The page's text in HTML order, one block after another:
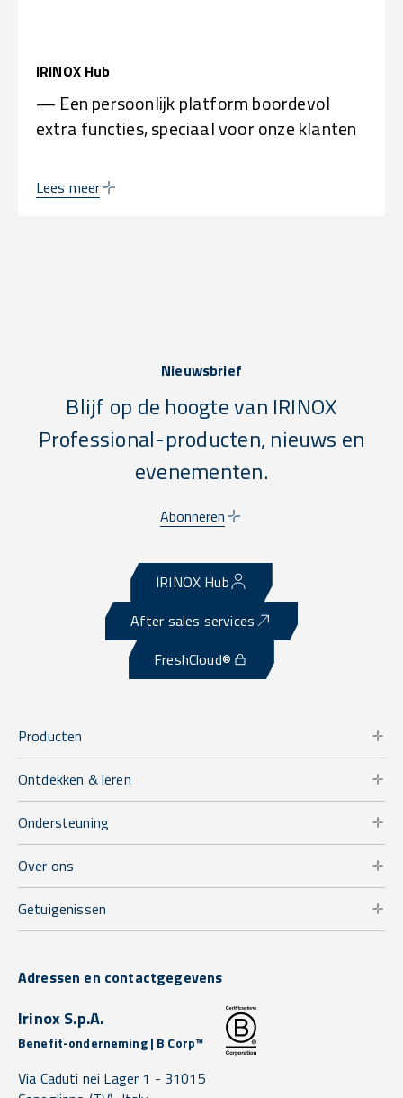
IRINOX Hub
— Een persoonlijk platform boordevol
extra functies, speciaal voor onze klanten
Lees meer
Nieuwsbrief
Blijf op de hoogte van IRINOX
Professional-producten, nieuws en
evenementen.
Abonneren
IRINOX Hub
After sales services
FreshCloud®
Producten
Ontdekken & leren
Ondersteuning
Over ons
Getuigenissen
Adressen en contactgegevens
Irinox S.p.A.
Benefit-onderneming | B Corp™
Via Caduti nei Lager 1 - 31015